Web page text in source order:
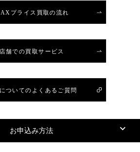
プライス買取の流れ
店舗での買取サービス
ついてのよくあるご質問
お申込み方法